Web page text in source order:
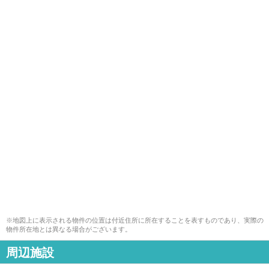
※地図上に表示される物件の位置は付近住所に所在することを表すものであり、実際の
物件所在地とは異なる場合がございます。
周辺施設